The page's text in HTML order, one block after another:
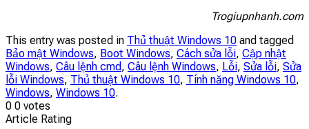
Trogiupnhanh.com
This entry was posted in Thủ thuật Windows 10 and tagged
Bảo mật Windows, Boot Windows, Cách sửa lỗi, Cập nhật
Windows, Câu lệnh cmd, Câu lệnh Windows, Lỗi, Sửa lỗi, Sửa
lỗi Windows, Thủ thuật Windows 10, Tính năng Windows 10,
Windows, Windows 10.
0 0 votes
Article Rating